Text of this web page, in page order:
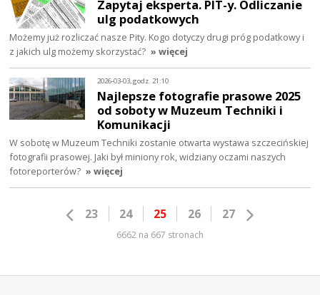
Zapytaj eksperta. PIT-y. Odliczanie
ulg podatkowych
Możemy już rozliczać nasze Pity. Kogo dotyczy drugi próg podatkowy i
z jakich ulg możemy skorzystać? » więcej
2026-03-03, godz. 21:10
Najlepsze fotografie prasowe 2025
od soboty w Muzeum Techniki i
Komunikacji
W sobotę w Muzeum Techniki zostanie otwarta wystawa szczecińskiej
fotografii prasowej. Jaki był miniony rok, widziany oczami naszych
fotoreporterów? » więcej
23 24 25 26 27
6662 na 667 stronach